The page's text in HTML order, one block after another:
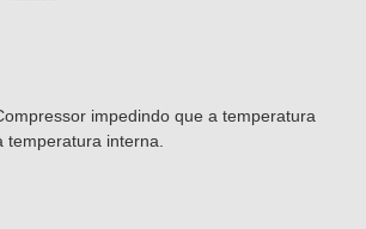
impedindo que a temperatura
interna.